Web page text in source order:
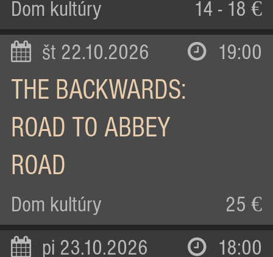
Dom kultúry 14 - 18 €
št 22.10.2026 19:00
THE BACKWARDS:
ROAD TO ABBEY
ROAD
Dom kultúry 25 €
pi 23.10.2026 18:00